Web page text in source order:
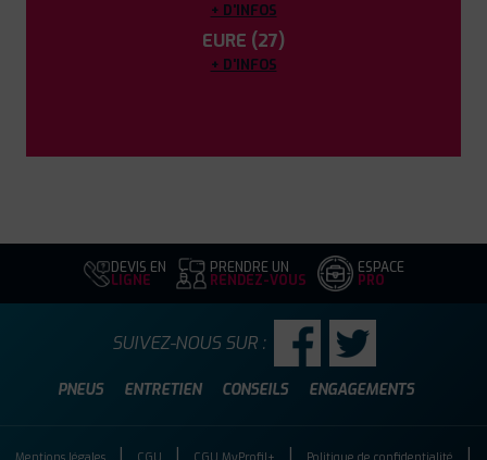
+ D'INFOS
EURE (27)
+ D'INFOS
DEVIS EN
LIGNE
PRENDRE UN
RENDEZ-VOUS
ESPACE
PRO
PNEUS ENTRETIEN CONSEILS ENGAGEMENTS
SUIVEZ-NOUS SUR :